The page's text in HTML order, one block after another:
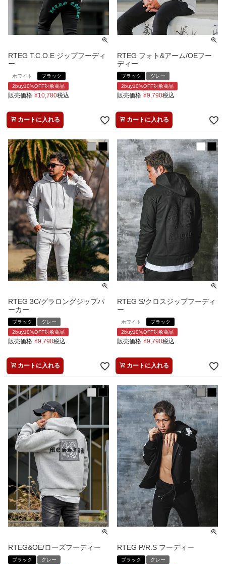
RTEG T.C.O.E ジップフーディ
ー
ホワイト
ブラック
2buy10%OFF対象商品
販売価格 ¥10,780税込
カートに入れる
RTEG フォト&アーム/OEフー
ディー
ブラック
グレー
2buy10%OFF対象商品
販売価格 ¥9,790税込
カートに入れる
RTEG 3C/グラロングジップパ
ーカー
ブラック
グレー
2buy10%OFF対象商品
販売価格 ¥9,790税込
カートに入れる
RTEG S/クロスジップフーディ
ー
ホワイト
ブラック
2buy10%OFF対象商品
販売価格 ¥9,790税込
カートに入れる
RTEG&OE/ローズフーディー
ブラック
グレー
RTEG P/R.S フーディー
ブラック
グレー